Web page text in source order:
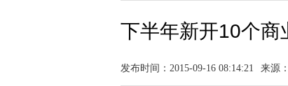
下半年新开10个商
发布时间：2015-09-16 08:14:21 来源：